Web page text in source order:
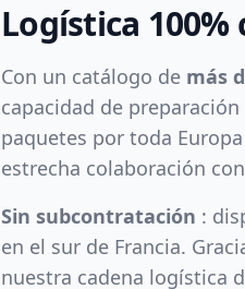
Logística
Con un catálogo de más
capacidad de
paquetes por toda
estrecha colaboración
Sin subcontratación :
en el sur de Francia.
nuestra cadena logística